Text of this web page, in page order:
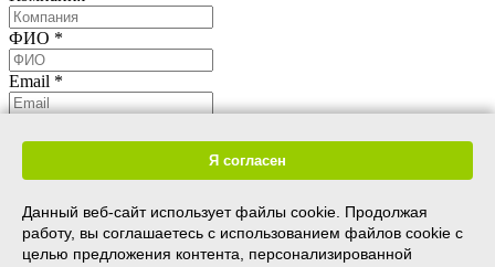
Данный веб-сайт использует файлы cookie. Продолжая
работу, вы соглашаетесь с использованием файлов cookie с
целью предложения контента, персонализированной
Я согласен
ФИО *
Email *
Пожалуйста, введите символы с картинки*
Я даю согласие на обработку моих персональных данных в